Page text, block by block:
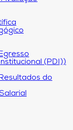
(PDI))
do